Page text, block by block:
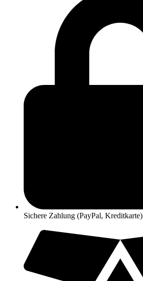
Sichere Zahlung (PayPal, Kreditkarte)